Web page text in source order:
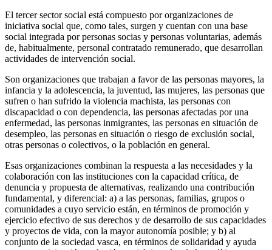
El tercer sector social está compuesto por organizaciones de
iniciativa social que, como tales, surgen y cuentan con una base
social integrada por personas socias y personas voluntarias, además
de, habitualmente, personal contratado remunerado, que desarrollan
actividades de intervención social.
Son organizaciones que trabajan a favor de las personas mayores, la
infancia y la adolescencia, la juventud, las mujeres, las personas que
sufren o han sufrido la violencia machista, las personas con
discapacidad o con dependencia, las personas afectadas por una
enfermedad, las personas inmigrantes, las personas en situación de
desempleo, las personas en situación o riesgo de exclusión social,
otras personas o colectivos, o la población en general.
Esas organizaciones combinan la respuesta a las necesidades y la
colaboración con las instituciones con la capacidad crítica, de
denuncia y propuesta de alternativas, realizando una contribución
fundamental, y diferencial: a) a las personas, familias, grupos o
comunidades a cuyo servicio están, en términos de promoción y
ejercicio efectivo de sus derechos y de desarrollo de sus capacidades
y proyectos de vida, con la mayor autonomía posible; y b) al
conjunto de la sociedad vasca, en términos de solidaridad y ayuda